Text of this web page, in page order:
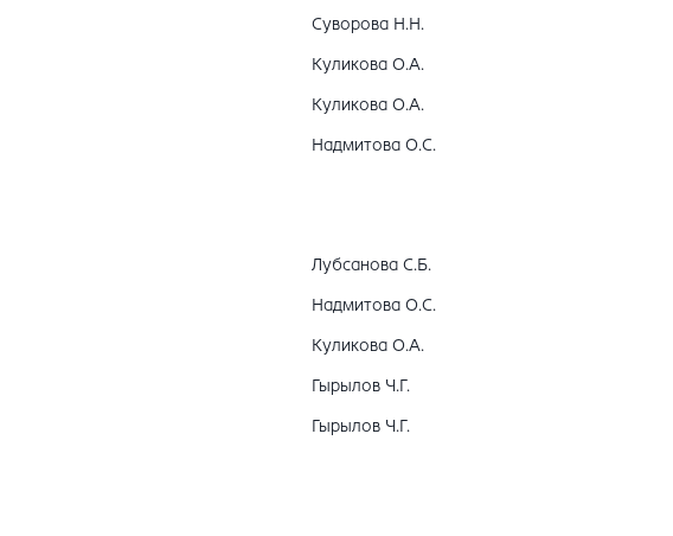
Суворова Н.Н.
Куликова О.А.
Куликова О.А.
Надмитова О.С.
Лубсанова С.Б.
Надмитова О.С.
Куликова О.А.
Гырылов Ч.Г.
Гырылов Ч.Г.